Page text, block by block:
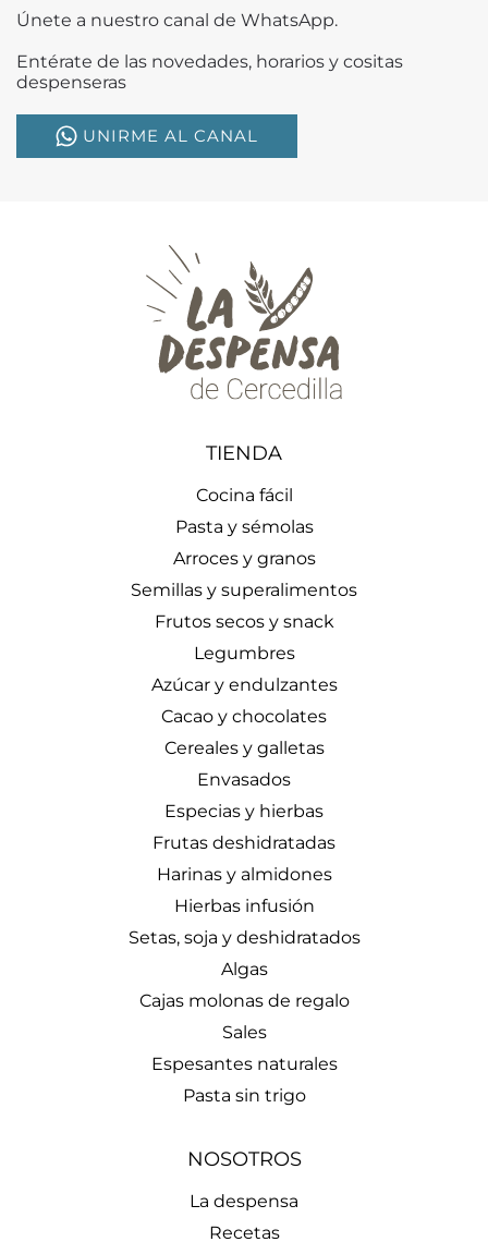
Únete a nuestro canal de WhatsApp.
Entérate de las novedades, horarios y cositas
despenseras
UNIRME AL CANAL
TIENDA
Cocina fácil
Pasta y sémolas
Arroces y granos
Semillas y superalimentos
Frutos secos y snack
Legumbres
Azúcar y endulzantes
Cacao y chocolates
Cereales y galletas
Envasados
Especias y hierbas
Frutas deshidratadas
Harinas y almidones
Hierbas infusión
Setas, soja y deshidratados
Algas
Cajas molonas de regalo
Sales
Espesantes naturales
Pasta sin trigo
NOSOTROS
La despensa
Recetas